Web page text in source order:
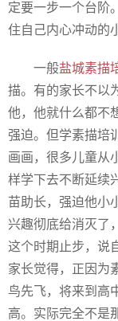
定要一步一个台阶
住自己内心冲动的
一般盐城素描
描。有的家长不以
他，他就什么都不
强迫。但学素描培
画画，很多儿童从
样学下去不断延续
苗助长，强迫他小
兴趣彻底给消灭了
这个时期止步，说
家长觉得，正因为
鸟先飞，将来到高
高。实际完全不是